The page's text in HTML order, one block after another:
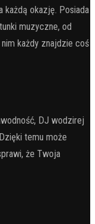
każdą okazję. Posiada
muzyczne, od
każdy znajdzie coś
DJ wodzirej
temu może
że Twoja